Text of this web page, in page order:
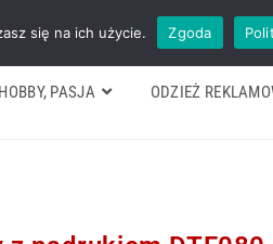
Formularz wyceny Kontakt
HOBBY, PASJA ODZIEŻ
się na ich użycie. Zgoda